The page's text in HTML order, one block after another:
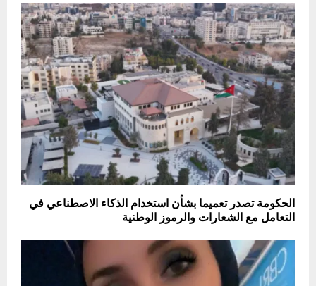
الحكومة تصدر تعميما بشأن استخدام الذكاء الاصطناعي في
التعامل مع الشعارات والرموز الوطنية